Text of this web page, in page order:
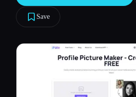
博客
比较工具
Save